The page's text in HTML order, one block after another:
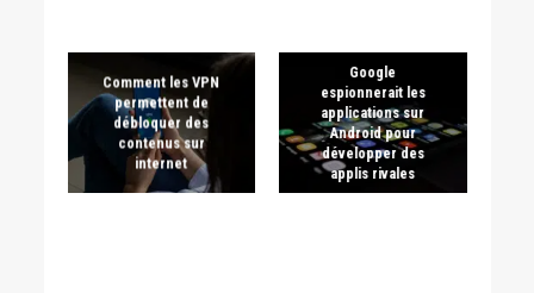
Comment les VPN
permettent de
débloquer des
contenus sur
internet
Google
espionnerait les
applications sur
Android pour
développer des
applis rivales